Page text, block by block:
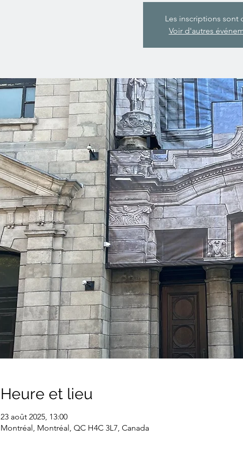
Les inscriptions sont
Voir d'autres
Heure et lieu
23 août 2025, 13:00
Montréal, Montréal, QC H4C 3L7, Canada